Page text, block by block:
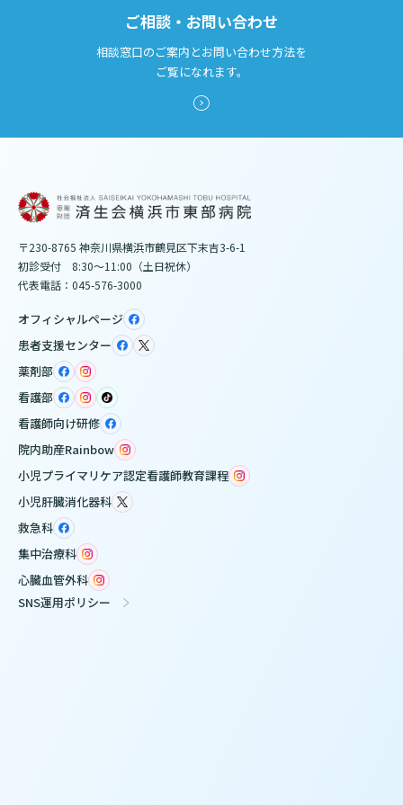
ご相談・お問い合わせ
相談窓口のご案内とお問い合わせ方法を
ご覧になれます。
〒230-8765 神奈川県横浜市鶴見区下末吉3-6-1
初診受付 8:30～11:00（土日祝休）
代表電話：045-576-3000
オフィシャルページ
患者支援センター
薬剤部
看護部
看護師向け研修
院内助産Rainbow
小児プライマリケア認定看護師教育課程
小児肝臓消化器科
救急科
集中治療科
心臓血管外科
SNS運用ポリシー